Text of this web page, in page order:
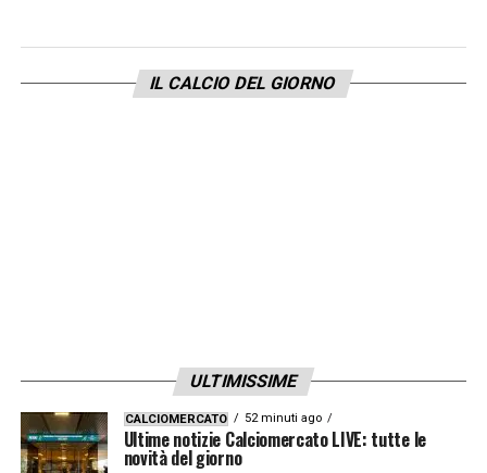
Sia Mourinho che la Roma hanno cercato di
trattenermi, ora hanno preso Dybala e sono
IL CALCIO DEL GIORNO
ULTIMISSIME
CALCIOMERCATO 52 minuti ago
Ultime notizie Calciomercato LIVE: tutte le
novità del giorno